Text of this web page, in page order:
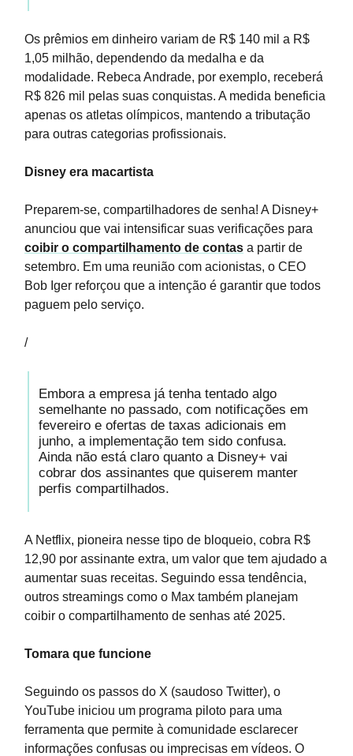
Os prêmios em dinheiro variam de R$ 140 mil a R$
1,05 milhão, dependendo da medalha e da
modalidade. Rebeca Andrade, por exemplo, receberá
R$ 826 mil pelas suas conquistas. A medida beneficia
apenas os atletas olímpicos, mantendo a tributação
para outras categorias profissionais.
Disney era macartista
Preparem-se, compartilhadores de senha! A Disney+
anunciou que vai intensificar suas verificações para
coibir o compartilhamento de contas a partir de
setembro. Em uma reunião com acionistas, o CEO
Bob Iger reforçou que a intenção é garantir que todos
paguem pelo serviço.
/
Embora a empresa já tenha tentado algo
semelhante no passado, com notificações em
fevereiro e ofertas de taxas adicionais em
junho, a implementação tem sido confusa.
Ainda não está claro quanto a Disney+ vai
cobrar dos assinantes que quiserem manter
perfis compartilhados.
A Netflix, pioneira nesse tipo de bloqueio, cobra R$
12,90 por assinante extra, um valor que tem ajudado a
aumentar suas receitas. Seguindo essa tendência,
outros streamings como o Max também planejam
coibir o compartilhamento de senhas até 2025.
Tomara que funcione
Seguindo os passos do X (saudoso Twitter), o
YouTube iniciou um programa piloto para uma
ferramenta que permite à comunidade esclarecer
informações confusas ou imprecisas em vídeos. O